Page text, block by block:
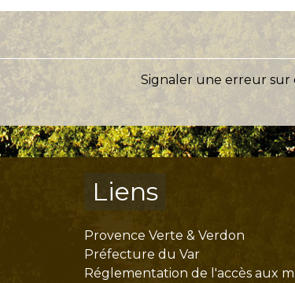
Signaler une erreur sur
Liens
Provence Verte & Verdon
Préfecture du Var
Réglementation de l'accès aux